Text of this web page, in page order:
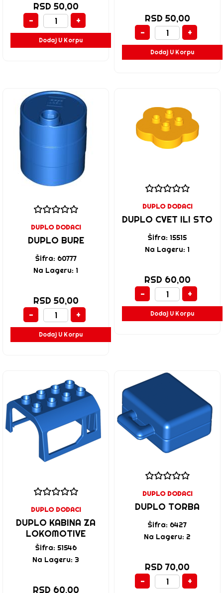
RSD 50,00
-
+
Dodaj U Korpu
RSD 50,00
-
+
Dodaj U Korpu
DUPLO DODACI
DUPLO BURE
Šifra: 60777
Na Lageru: 1
RSD 50,00
-
+
Dodaj U Korpu
DUPLO DODACI
DUPLO CVET ILI STO
Šifra: 15515
Na Lageru: 1
RSD 60,00
-
+
Dodaj U Korpu
DUPLO DODACI
DUPLO KABINA ZA
LOKOMOTIVE
Šifra: 51546
Na Lageru: 3
RSD 60,00
DUPLO DODACI
DUPLO TORBA
Šifra: 6427
Na Lageru: 2
RSD 70,00
-
+